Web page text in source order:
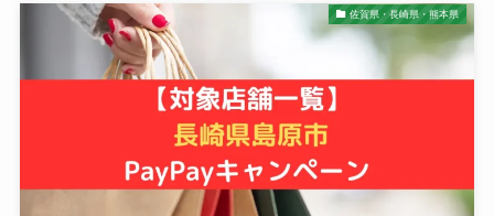
佐賀県・長崎県・熊本県